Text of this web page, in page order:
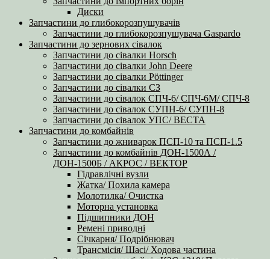
Диски
Запчастини до глибокорозпушувачів
Запчастини до глибокорозпушувача Gaspardo
Запчастини до зернових сівалок
Запчастини до сівалки Horsch
Запчастини до сівалки John Deere
Запчастини до сівалки Pöttinger
Запчастини до сівалки СЗ
Запчастини до сівалок СПЧ-6/ СПЧ-6М/ СПЧ-8
Запчастини до сівалок СУПН-6/ СУПН-8
Запчастини до сівалок УПС/ ВЕСТА
Запчастини до комбайнів
Запчастини до жниварок ПСП-10 та ПСП-1.5
Запчастини до комбайнів ДОН-1500А /
ДОН-1500Б / АКРОС / ВЕКТОР
Гідравлічні вузли
Жатка/ Похила камера
Молотилка/ Очистка
Моторна установка
Підшипники ДОН
Ремені приводні
Січкарня/ Подрібнювач
Трансмісія/ Шасі/ Ходова частина